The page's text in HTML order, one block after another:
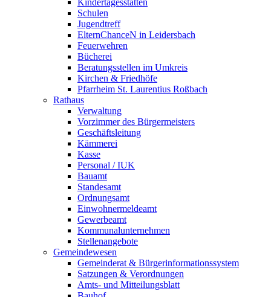
Kindertagesstätten
Schulen
Jugendtreff
ElternChanceN in Leidersbach
Feuerwehren
Bücherei
Beratungsstellen im Umkreis
Kirchen & Friedhöfe
Pfarrheim St. Laurentius Roßbach
Rathaus
Verwaltung
Vorzimmer des Bürgermeisters
Geschäftsleitung
Kämmerei
Kasse
Personal / IUK
Bauamt
Standesamt
Ordnungsamt
Einwohnermeldeamt
Gewerbeamt
Kommunalunternehmen
Stellenangebote
Gemeindewesen
Gemeinderat & Bürgerinformationssystem
Satzungen & Verordnungen
Amts- und Mitteilungsblatt